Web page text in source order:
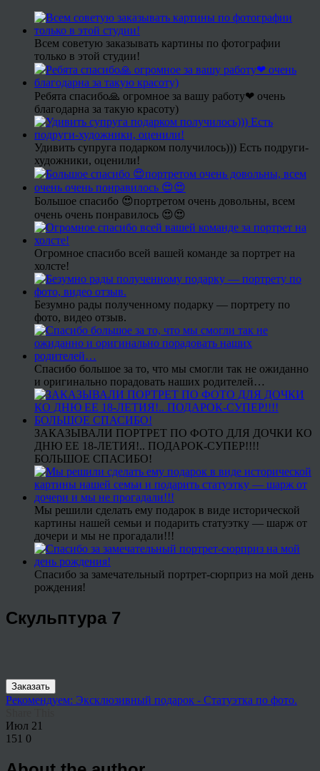
Всем советую заказывать картины по фотографии
только в этой студии!
Ребята спасибо🙏 огромное за вашу работу❤ очень
благодарна за такую красоту)
Удивить супруга подарком получилось))) Есть подруги-
художники, оценили!
Большое спасибо 😍портретом очень довольны, всем
очень очень понравилось 😍😍
Огромное спасибо всей вашей команде за портрет на
холсте!
Безумно рады полученному подарку — портрету по
фото, видео отзыв.
Спасибо большое за то, что мы смогли так не ожиданно
и оригинально порадовать наших родителей…
ЗАКАЗЫВАЛИ ПОРТРЕТ ПО ФОТО ДЛЯ ДОЧКИ КО
ДНЮ ЕЕ 18-ЛЕТИЯ!.. ПОДАРОК-СУПЕР!!!!
БОЛЬШОЕ СПАСИБО!
Мы решили сделать ему подарок в виде исторической
картины нашей семьи и подарить статуэтку — шарж от
дочери и мы не прогадали!!!
Спасибо за замечательный портрет-сюрприз на мой день
рождения!
Скульптура 7
Заказать
Рекомендуем: Эксклюзивный подарок - Статуэтка по фото.
Июл 21
151 0